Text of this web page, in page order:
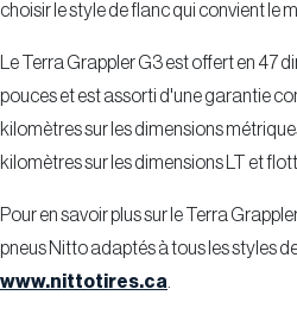
choisir le style de flanc qui convient le
Le Terra Grappler G3 est offert en 47
pouces et est assorti d'une garantie
kilomètres sur les dimensions
kilomètres sur les dimensions LT et
Pour en savoir plus sur le Terra
pneus Nitto adaptés à tous les styles
www.nittotires.ca